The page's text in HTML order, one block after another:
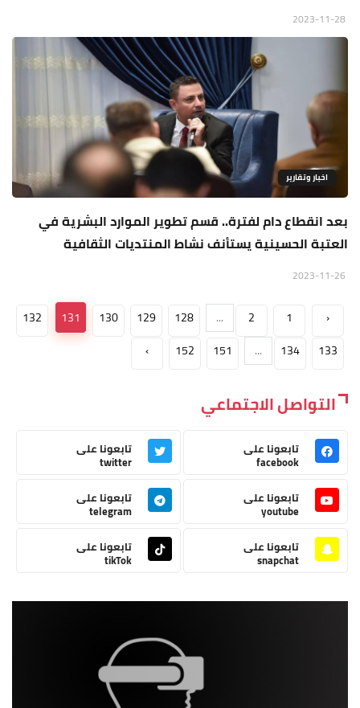
اخبار وتقارير
بعد انقطاع دام لفترة.. قسم تطوير الموارد البشرية في
العتبة الحسينية يستأنف نشاط المنتديات الثقافية
‹
1
2
...
128
129
130
131
132
133
134
...
151
152
›
التواصل الاجتماعي
تابعونا على
facebook
تابعونا على
twitter
تابعونا على
youtube
تابعونا على
telegram
تابعونا على
snapchat
تابعونا على
tikTok